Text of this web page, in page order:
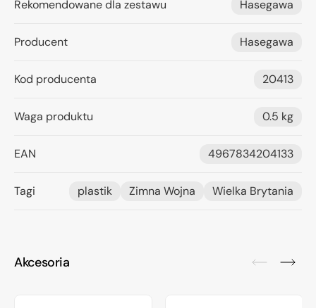
Rekomendowane dla zestawu Hasegawa
Producent Hasegawa
Kod producenta 20413
Waga produktu 0.5 kg
EAN 4967834204133
Tagi plastik Zimna Wojna Wielka Brytania
Akcesoria